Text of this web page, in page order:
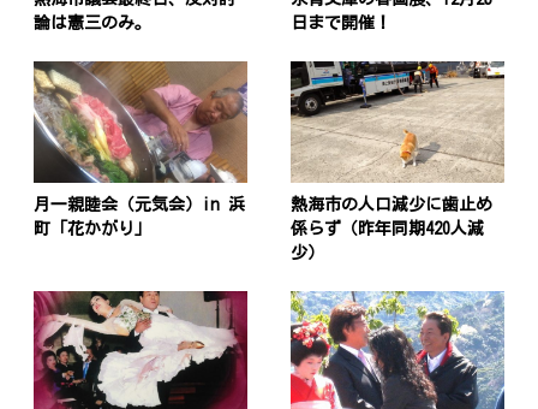
論は憲三のみ。
日まで開催！
月一親睦会（元気会）in 浜
町「花かがり」
熱海市の人口減少に歯止め
係らず（昨年同期420人減
少）